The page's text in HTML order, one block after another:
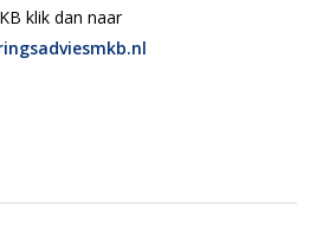
klik dan naar